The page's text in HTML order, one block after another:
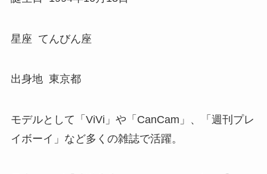
星座 てんびん座
出身地 東京都
モデルとして「ViVi」や「CanCam」、「週刊プレ
イボーイ」など多くの雑誌で活躍。